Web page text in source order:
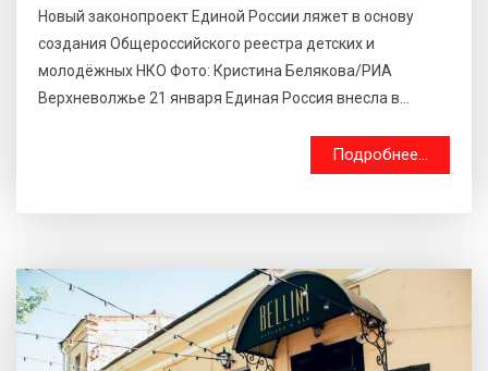
Новый законопроект Единой России ляжет в основу
создания Общероссийского реестра детских и
молодёжных НКО Фото: Кристина Белякова/РИА
Верхневолжье 21 января Единая Россия внесла в...
Подробнее...